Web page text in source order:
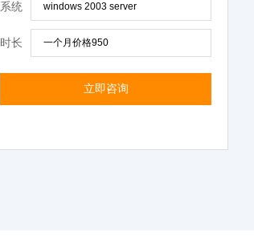
系统
时长
立即咨询